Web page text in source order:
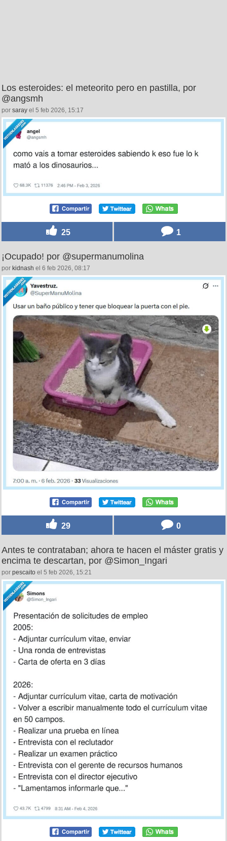
Los esteroides: el meteorito pero en pastilla, por
@angsmh
por saray el 5 feb 2026, 15:17
25 1
¡Ocupado! por @supermanumolina
por kidnash el 6 feb 2026, 08:17
29 0
Antes te contrataban; ahora te hacen el máster gratis y
encima te descartan, por @Simon_Ingari
por pescaito el 5 feb 2026, 15:21